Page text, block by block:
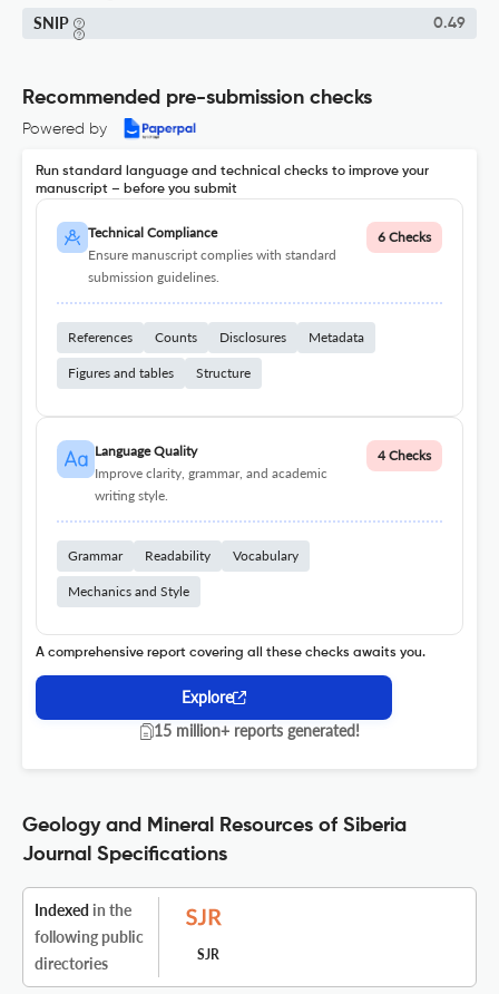
SNIP 0.49
Recommended pre-submission checks
Powered by
Run standard language and technical checks to improve your
manuscript – before you submit
Technical Compliance
Ensure manuscript complies with standard
submission guidelines.
6 Checks
References Counts Disclosures Metadata
Figures and tables Structure
Language Quality
Improve clarity, grammar, and academic
writing style.
4 Checks
Grammar Readability Vocabulary
Mechanics and Style
A comprehensive report covering all these checks awaits you.
Explore
15 million+ reports generated!
Geology and Mineral Resources of Siberia
Journal Specifications
Indexed in the
following public
directories
SJR